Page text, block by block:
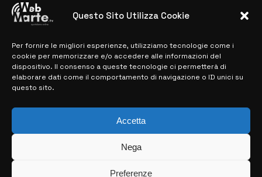
Questo Sito Utilizza Cookie
Per fornire le migliori esperienze, utilizziamo tecnologie come i
cookie per memorizzare e/o accedere alle informazioni del
dispositivo. Il consenso a queste tecnologie ci permetterà di
elaborare dati come il comportamento di navigazione o ID unici su
questo sito.
Accetta
Nega
Preferenze
previste
MAPPA DEL SITO